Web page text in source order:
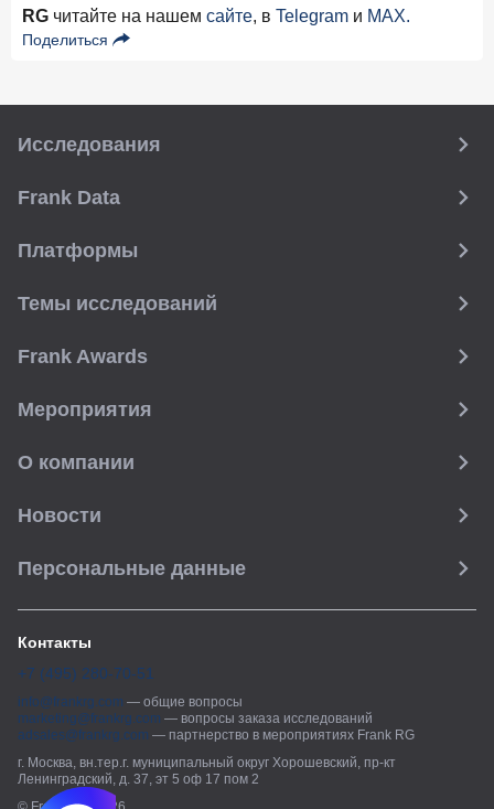
RG читайте на нашем сайте, в Telegram и MAX.
Поделиться
Исследования
Frank Data
Платформы
Темы исследований
Frank Awards
Мероприятия
О компании
Новости
Персональные данные
Контакты
+7 (495) 280-70-51
общие вопросы
—
info@frankrg.com
вопросы заказа исследований
—
marketing@frankrg.com
партнерство в мероприятиях Frank RG
—
adsales@frankrg.com
г. Москва, вн.тер.г. муниципальный округ Хорошевский, пр-кт
Ленинградский, д. 37, эт 5 оф 17 пом 2